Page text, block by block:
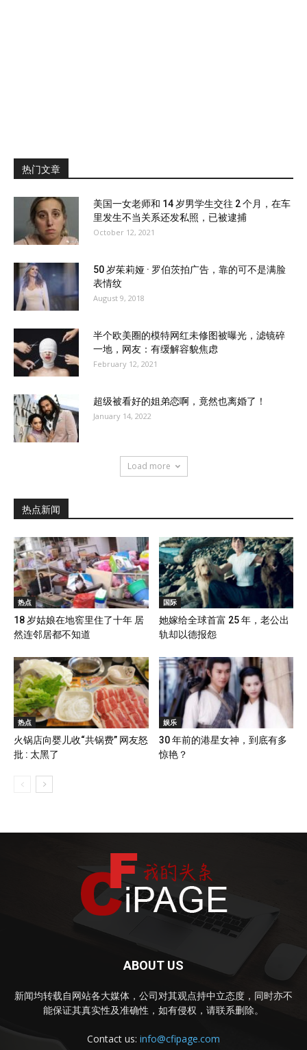
热门文章
美国一女老师和 14 岁男学生交往 2 个月，在车
里发生不当关系还发私照，已被逮捕
October 12, 2021
50 岁茱莉娅 · 罗伯茨拍广告，靠的可不是满脸
表情纹
August 9, 2018
半个欧美圈的模特网红未修图被曝光，滤镜碎
一地，网友：有缓解容貌焦虑
February 12, 2021
超级被看好的姐弟恋啊，竟然也离婚了！
January 14, 2022
Load more
热点新闻
热点
18 岁姑娘在地窖里住了十年 居
然连邻居都不知道
国际
她嫁给全球首富 25 年，老公出
轨却以德报怨
热点
火锅店向婴儿收“共锅费” 网友怒
批 : 太黑了
娱乐
30 年前的港星女神，到底有多
惊艳？
ABOUT US
新闻均转载自网站各大媒体，公司对其观点持中立态度，同时亦不
能保证其真实性及准确性，如有侵权，请联系删除。
Contact us: info@cfipage.com